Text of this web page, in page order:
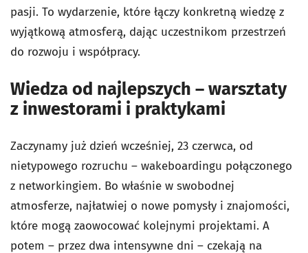
pasji. To wydarzenie, które łączy konkretną wiedzę z
wyjątkową atmosferą, dając uczestnikom przestrzeń
do rozwoju i współpracy.
Wiedza od najlepszych – warsztaty
z inwestorami i praktykami
Zaczynamy już dzień wcześniej, 23 czerwca, od
nietypowego rozruchu – wakeboardingu połączonego
z networkingiem. Bo właśnie w swobodnej
atmosferze, najłatwiej o nowe pomysły i znajomości,
które mogą zaowocować kolejnymi projektami. A
potem – przez dwa intensywne dni – czekają na